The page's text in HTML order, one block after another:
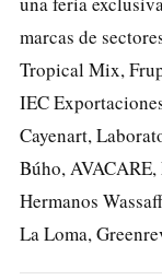
marcas de
Tropical Mix,
IEC
Cayenart,
Búho,
Hermanos
La Loma,